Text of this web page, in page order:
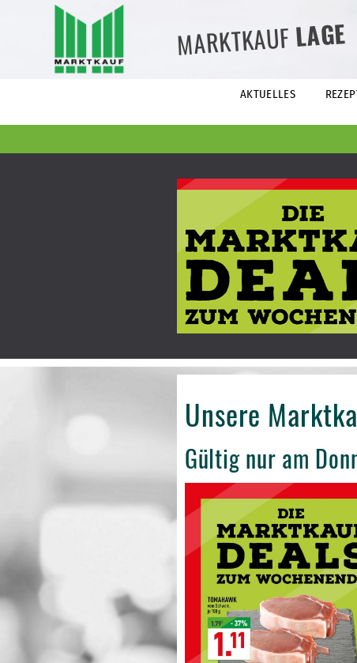
MARKTKAUFLAGE
AKTUELLES
Unsere
Gültig nur am